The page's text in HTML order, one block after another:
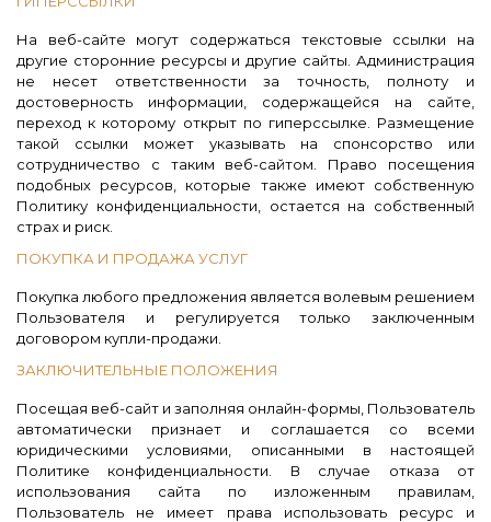
На веб-сайте могут содержаться текстовые ссылки на
другие сторонние ресурсы и другие сайты. Администрация
не несет ответственности за точность, полноту и
достоверность информации, содержащейся на сайте,
переход к которому открыт по гиперссылке. Размещение
такой ссылки может указывать на спонсорство или
сотрудничество с таким веб-сайтом. Право посещения
подобных ресурсов, которые также имеют собственную
Политику конфиденциальности, остается на собственный
страх и риск.
ПОКУПКА И ПРОДАЖА УСЛУГ
Покупка любого предложения является волевым решением
Пользователя и регулируется только заключенным
договором купли-продажи.
ЗАКЛЮЧИТЕЛЬНЫЕ ПОЛОЖЕНИЯ
Посещая веб-сайт и заполняя онлайн-формы, Пользователь
автоматически признает и соглашается со всеми
юридическими условиями, описанными в настоящей
Политике конфиденциальности. В случае отказа от
использования сайта по изложенным правилам,
Пользователь не имеет права использовать ресурс и